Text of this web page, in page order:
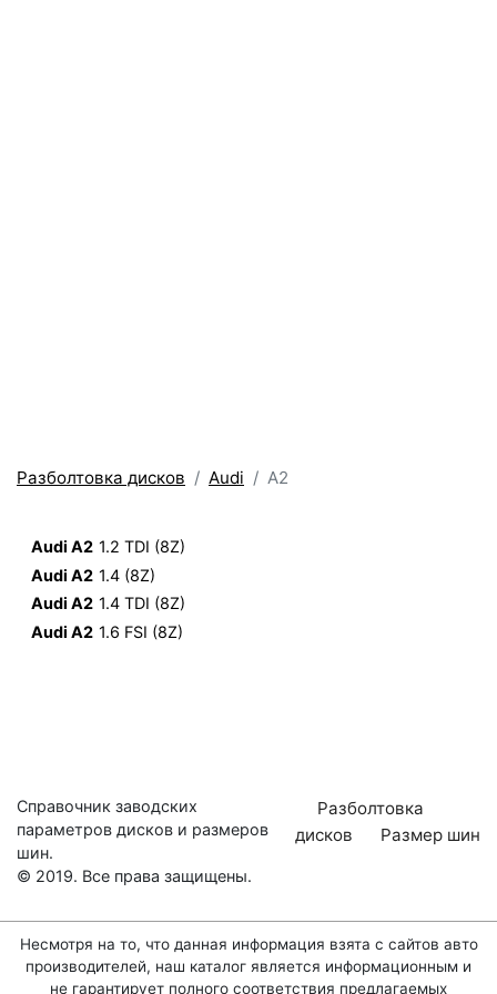
Разболтовка дисков Audi A2
Audi A2 1.2 TDI (8Z)
Audi A2 1.4 (8Z)
Audi A2 1.4 TDI (8Z)
Audi A2 1.6 FSI (8Z)
Справочник заводских
параметров дисков и размеров
шин.
© 2019. Все права защищены.
Разболтовка
дисков
Размер шин
Несмотря на то, что данная информация взята с сайтов авто
производителей, наш каталог является информационным и
не гарантирует полного соответствия предлагаемых